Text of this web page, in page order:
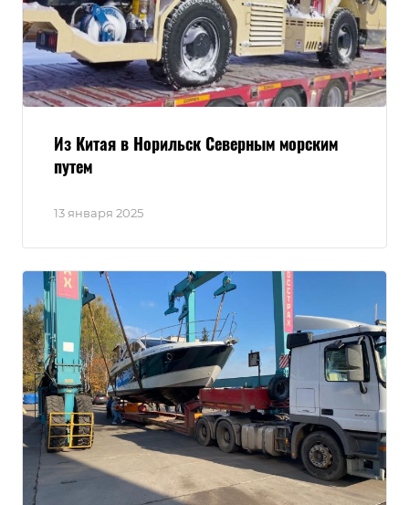
13 января 2025
Из Китая в Норильск Северным морским
путем